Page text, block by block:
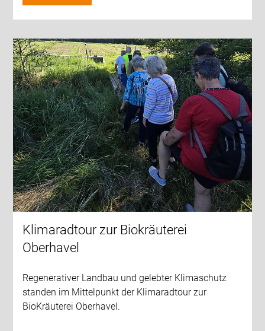
Klimaradtour zur Biokräuterei
Oberhavel
Regenerativer Landbau und gelebter Klimaschutz
standen im Mittelpunkt der Klimaradtour zur
BioKräuterei Oberhavel.